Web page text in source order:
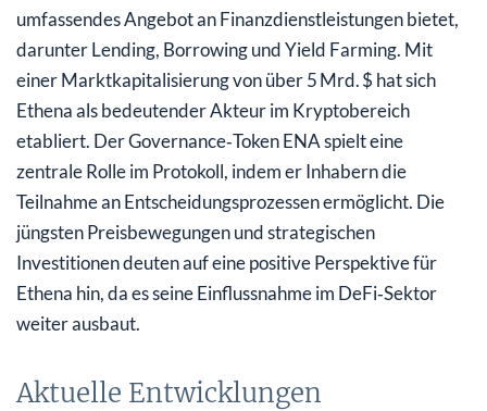
umfassendes Angebot an Finanzdienstleistungen bietet,
darunter Lending, Borrowing und Yield Farming. Mit
einer Marktkapitalisierung von über 5 Mrd. $ hat sich
Ethena als bedeutender Akteur im Kryptobereich
etabliert. Der Governance‑Token ENA spielt eine
zentrale Rolle im Protokoll, indem er Inhabern die
Teilnahme an Entscheidungsprozessen ermöglicht. Die
jüngsten Preisbewegungen und strategischen
Investitionen deuten auf eine positive Perspektive für
Ethena hin, da es seine Einflussnahme im DeFi‑Sektor
weiter ausbaut.
Aktuelle Entwicklungen